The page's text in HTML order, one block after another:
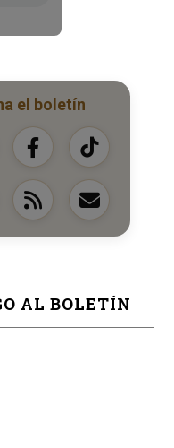
el boletín
AL BOLETÍN